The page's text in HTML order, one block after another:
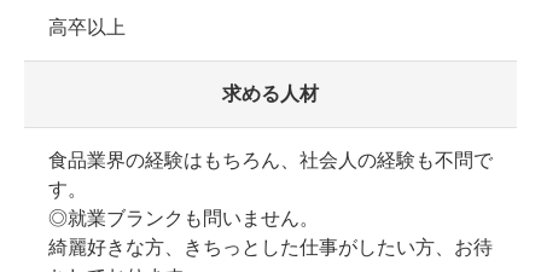
高卒以上
求める人材
食品業界の経験はもちろん、社会人の経験も不問で
す。
◎就業ブランクも問いません。
綺麗好きな方、きちっとした仕事がしたい方、お待